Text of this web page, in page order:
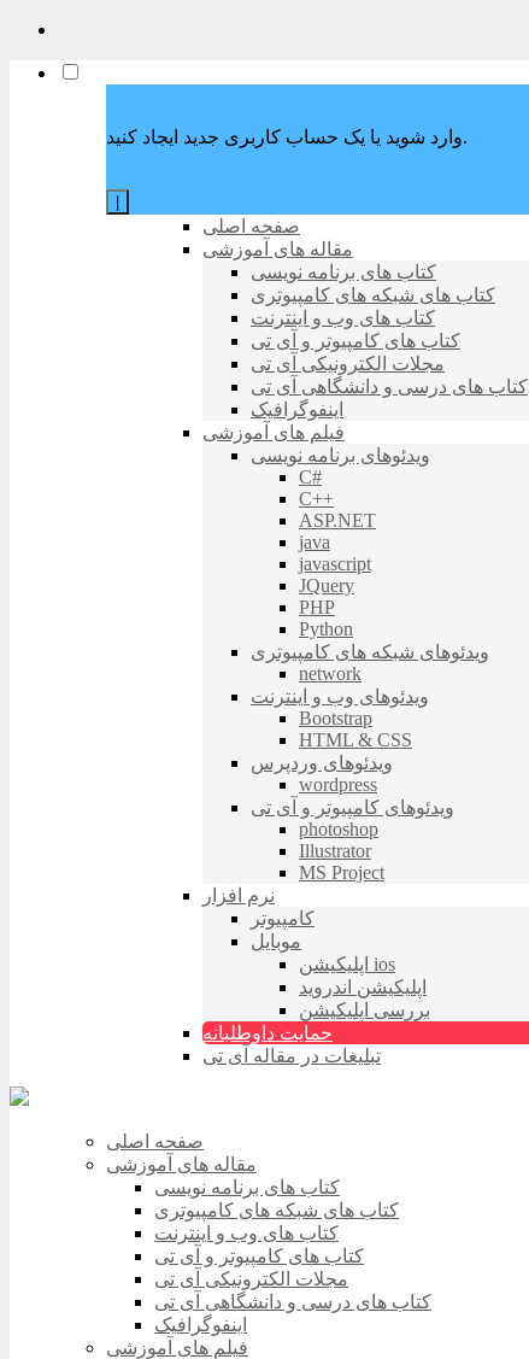
وارد شوید یا یک حساب کاربری جدید ایجاد کنید.
صفحه اصلی
مقاله های آموزشی
کتاب های برنامه نویسی
کتاب های شبکه های کامپیوتری
کتاب های وب و اینترنت
کتاب های کامپیوتر و آی تی
مجلات الکترونیکی آی تی
کتاب های درسی و دانشگاهی آی تی
اینفوگرافیک
فیلم های آموزشی
ویدئوهای برنامه نویسی
C#
C++
ASP.NET
java
javascript
JQuery
PHP
Python
ویدئوهای شبکه های کامپیوتری
network
ویدئوهای وب و اینترنت
Bootstrap
HTML & CSS
ویدئوهای وردپرس
wordpress
ویدئوهای کامپیوتر و آی تی
photoshop
Illustrator
MS Project
نرم افزار
کامپیوتر
موبایل
اپلیکیشن ios
اپلیکیشن اندروید
بررسی اپلیکیشن
حمایت داوطلبانه
تبلیغات در مقاله آی تی
صفحه اصلی
مقاله های آموزشی
کتاب های برنامه نویسی
کتاب های شبکه های کامپیوتری
کتاب های وب و اینترنت
کتاب های کامپیوتر و آی تی
مجلات الکترونیکی آی تی
کتاب های درسی و دانشگاهی آی تی
اینفوگرافیک
فیلم های آموزشی